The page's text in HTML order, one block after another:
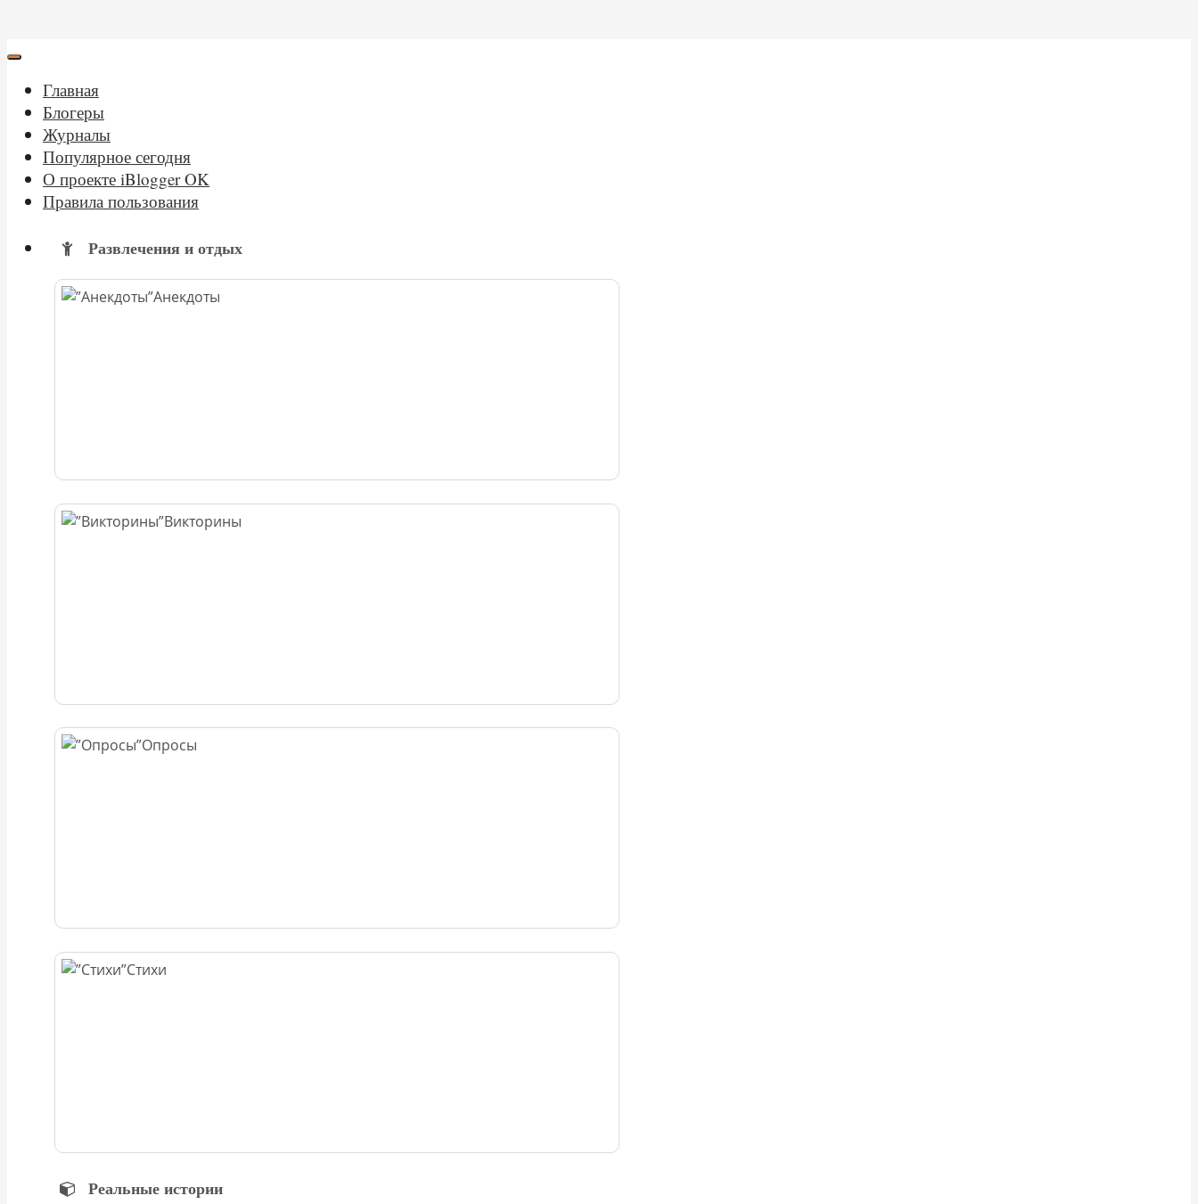
Главная
Блогеры
Журналы
Популярное сегодня
О проекте iBlogger OK
Правила пользования
Развлечения и отдых
Анекдоты
Викторины
Опросы
Стихи
Реальные истории